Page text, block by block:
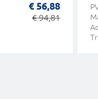
€ 56,88
€ 94,81